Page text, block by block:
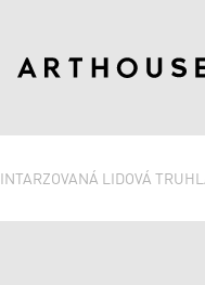
INTARZOVANÁ LIDOVÁ